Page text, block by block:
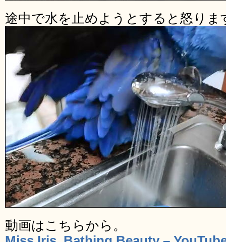
途中で水を止めようとすると怒りま
動画はこちらから。